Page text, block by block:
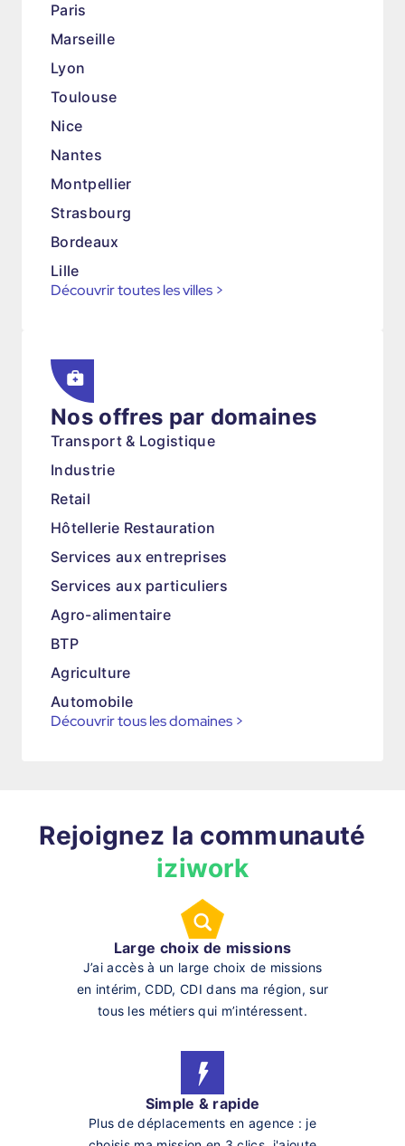
Paris
Marseille
Lyon
Toulouse
Nice
Nantes
Montpellier
Strasbourg
Bordeaux
Lille
Découvrir toutes les villes >
Nos offres par domaines
Transport & Logistique
Industrie
Retail
Hôtellerie Restauration
Services aux entreprises
Services aux particuliers
Agro-alimentaire
BTP
Agriculture
Automobile
Découvrir tous les domaines >
Rejoignez la communauté
iziwork
Large choix de missions
J’ai accès à un large choix de missions
en intérim, CDD, CDI dans ma région, sur
tous les métiers qui m’intéressent.
Simple & rapide
Plus de déplacements en agence : je